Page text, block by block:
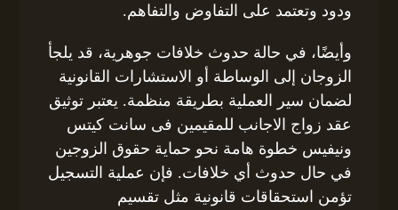
ودود وتعتمد على التفاوض والتفاهم.
وأيضًا، في حالة حدوث خلافات جوهرية، قد يلجأ
الزوجان إلى الوساطة أو الاستشارات القانونية
لضمان سير العملية بطريقة منظمة. يعتبر توثيق
عقد زواج الاجانب للمقيمين فى سانت كيتس
ونيفيس خطوة هامة نحو حماية حقوق الزوجين
في حال حدوث أي خلافات. فإن عملية التسجيل
تؤمن استحقاقات قانونية مثل تقسيم